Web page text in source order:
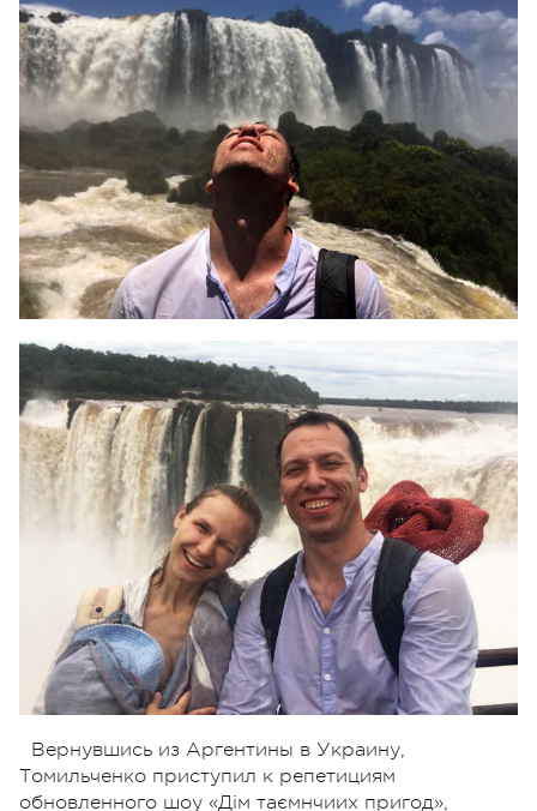
Вернувшись из Аргентины в Украину,
Томильченко приступил к репетициям
обновленного шоу «Дім таємнчиих пригод»,